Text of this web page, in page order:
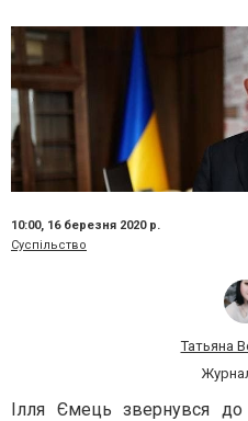
10:00, 16 березня 2020 р.
Суспільство
Татьяна
Ілля Ємець звернувся до